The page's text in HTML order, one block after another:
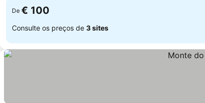
De € 100
Consulte os preços de 3 sites